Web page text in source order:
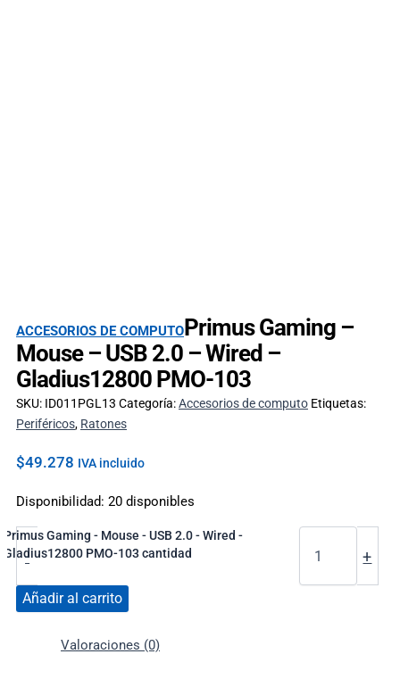
ACCESORIOS DE COMPUTOPrimus Gaming –
Mouse – USB 2.0 – Wired –
Gladius12800 PMO-103
SKU: ID011PGL13 Categoría:Accesorios de computo Etiquetas:
Periféricos, Ratones
$49.278 IVA incluido
Disponibilidad: 20 disponibles
-
Primus Gaming - Mouse - USB 2.0 - Wired -
Gladius12800 PMO-103 cantidad
+
Añadir al carrito
Valoraciones (0)